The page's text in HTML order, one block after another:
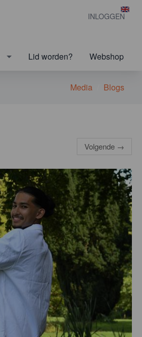
INLOGGEN
Lid worden? Webshop
Media Blogs
Volgende →